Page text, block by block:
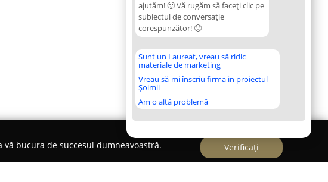
ajutăm! 🙂 Vă rugăm să faceți clic pe
subiectul de conversație
corespunzător! 🙂
Sunt un Laureat, vreau să ridic
materiale de marketing
Vreau să-mi înscriu firma in proiectul
Șoimii
Am o altă problemă
bucura de succesul dumneavoastră.
Verificați